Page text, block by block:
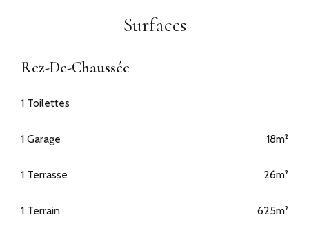
Surfaces
Rez-De-Chaussée
1 Toilettes
1 Garage 18m²
1 Terrasse 26m²
1 Terrain 625m²